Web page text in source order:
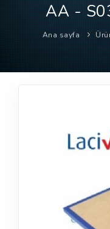
FIRMALAR
ÜRÜNLER
NASIL
AA -
Ana sayfa